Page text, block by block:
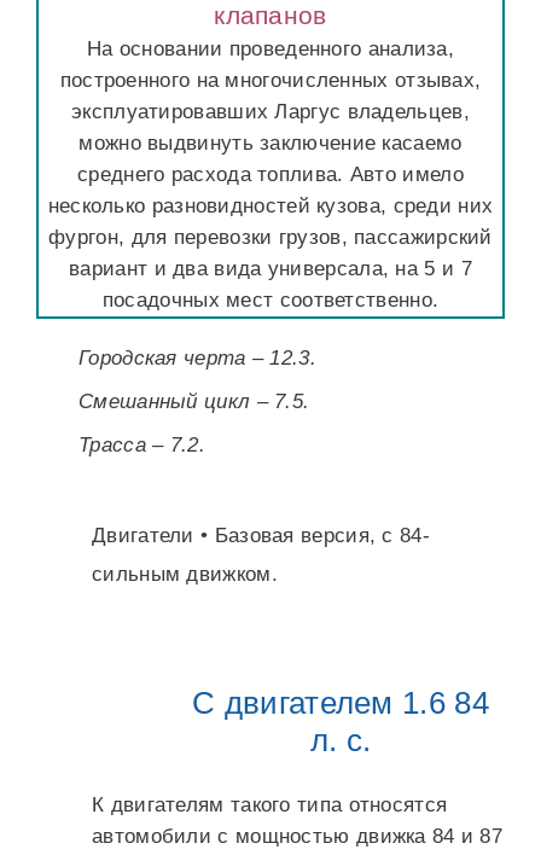
клапанов
На основании проведенного анализа,
построенного на многочисленных отзывах,
эксплуатировавших Ларгус владельцев,
можно выдвинуть заключение касаемо
среднего расхода топлива. Авто имело
несколько разновидностей кузова, среди них
фургон, для перевозки грузов, пассажирский
вариант и два вида универсала, на 5 и 7
посадочных мест соответственно.
Городская черта – 12.3.
Смешанный цикл – 7.5.
Трасса – 7.2.
Двигатели • Базовая версия, с 84-
сильным движком.
С двигателем 1.6 84
л. с.
К двигателям такого типа относятся
автомобили с мощностью движка 84 и 87